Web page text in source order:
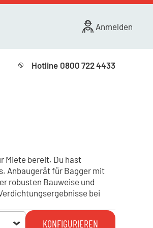
Anmelden
Hotline 0800 722 4433
Miete bereit. Du hast
Anbaugerät für Bagger mit
robusten Bauweise und
bei
KONFIGURIEREN